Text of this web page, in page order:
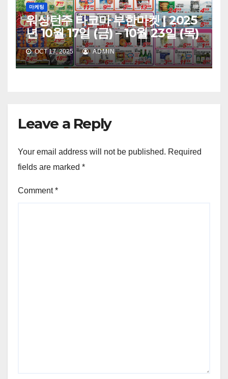
마케팅
워싱턴주 타코마 부한마켓 | 2025
년 10월 17일 (금) – 10월 23일 (목)
OCT 17, 2025 ADMIN
Leave a Reply
Your email address will not be published. Required
fields are marked *
Comment*